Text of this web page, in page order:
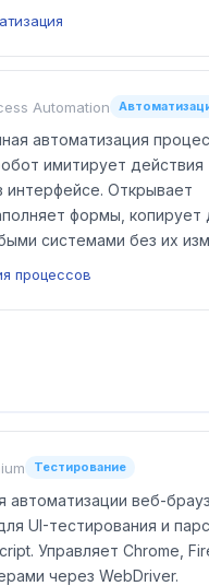
Automation
автоматизация
имитирует действия
интерфейсе. Открывает
формы, копирует
системами без их
процессов
Тестирование
автоматизации веб-
UI-тестирования и
Управляет Chrome,
через WebDriver.